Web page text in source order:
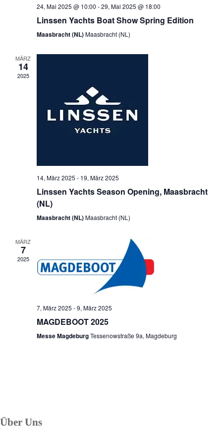
24, Mai 2025 @ 10:00 -29, Mai 2025 @ 18:00
Linssen Yachts Boat Show Spring Edition
Maasbracht (NL)Maasbracht (NL)
MÄRZ
14
2025
14, März 2025 - 19, März 2025
Linssen Yachts Season Opening, Maasbracht
(NL)
Maasbracht (NL)Maasbracht (NL)
MÄRZ
7
2025
7, März 2025 -9, März 2025
MAGDEBOOT 2025
Messe MagdeburgTessenowstraße 9a, Magdeburg
Über Uns